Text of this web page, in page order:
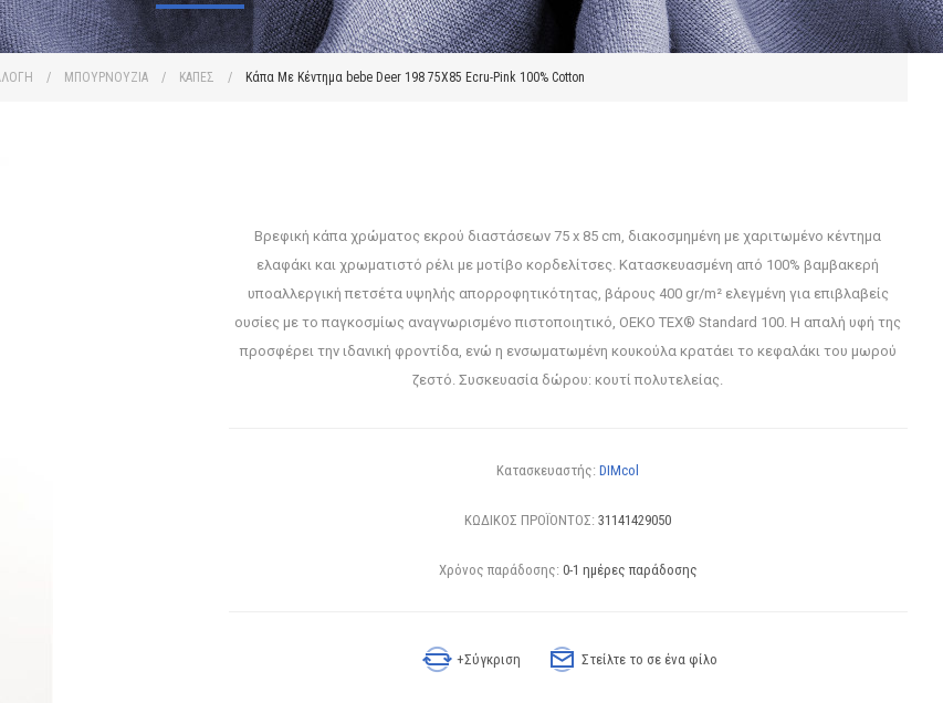
/ ΜΠΟΥΡΝΟΥΖΙΑ / ΚΑΠΕΣ / Κάπα Με Κέντημα bebe Deer 198 75X85 Ecru-Pink 100% Cotton
Βρεφική κάπα χρώματος εκρού διαστάσεων 75 x 85 cm, διακοσμημένη με χαριτωμένο κέντημα
ελαφάκι και χρωματιστό ρέλι με μοτίβο κορδελίτσες. Κατασκευασμένη από 100% βαμβακερή
υποαλλεργική πετσέτα υψηλής απορροφητικότητας, βάρους 400 gr/m² ελεγμένη για επιβλαβείς
ουσίες με το παγκοσμίως αναγνωρισμένο πιστοποιητικό, OEKO TEX® Standard 100. Η απαλή υφή της
προσφέρει την ιδανική φροντίδα, ενώ η ενσωματωμένη κουκούλα κρατάει το κεφαλάκι του μωρού
ζεστό. Συσκευασία δώρου: κουτί πολυτελείας.
Κατασκευαστής: DIMcol
ΚΩΔΙΚΟΣ ΠΡΟΪΟΝΤΟΣ: 31141429050
Χρόνος παράδοσης: 0-1 ημέρες παράδοσης
+Σύγκριση Στείλτε το σε ένα φίλο